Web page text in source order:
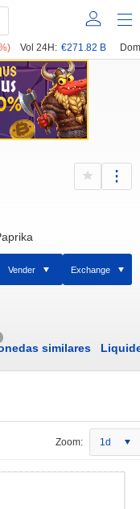
Vol 24H: €271.82 B
Vender Exchange
similares
Zoom: 1d